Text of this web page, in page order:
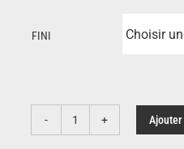
FINI
quantité
Ajouter